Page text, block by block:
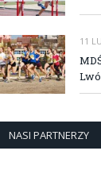
11
NASI PARTNERZY